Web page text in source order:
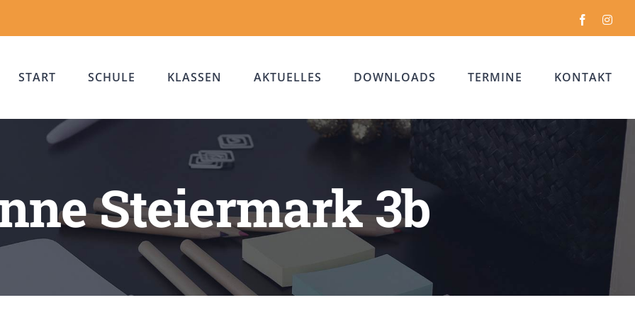
Facebook
START SCHULE KLASSEN AKTUELLES DOWNLOADS TERMINE KONTAKT
Steiermark 3b